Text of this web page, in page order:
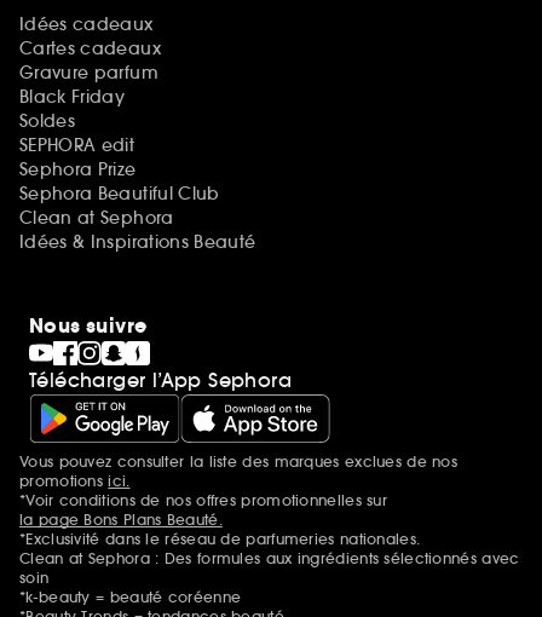
Idées cadeaux
Cartes cadeaux
Gravure parfum
Black Friday
Soldes
SEPHORA edit
Sephora Prize
Sephora Beautiful Club
Clean at Sephora
Idées & Inspirations Beauté
Nous suivre
Télécharger l’App Sephora
Mentions additionnelles
Vous pouvez consulter la liste des marques exclues de nos
promotionsici.
*Voir conditions de nos offres promotionnelles sur
la page Bons Plans Beauté.
*Exclusivité dans le réseau de parfumeries nationales.
Clean at Sephora : Des formules aux ingrédients sélectionnés avec
soin
*k-beauty = beauté coréenne